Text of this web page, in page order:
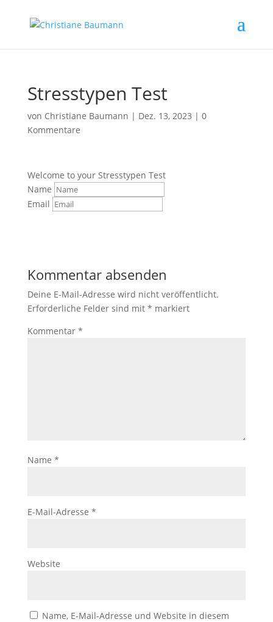
Stresstypen Test
von Christiane Baumann | Dez. 13, 2023 | 0
Kommentare
Welcome to your Stresstypen Test
Name
Email
Kommentar absenden
Deine E-Mail-Adresse wird nicht veröffentlicht.
Erforderliche Felder sind mit * markiert
Kommentar *
Name *
E-Mail-Adresse *
Website
Name, E-Mail-Adresse und Website in diesem